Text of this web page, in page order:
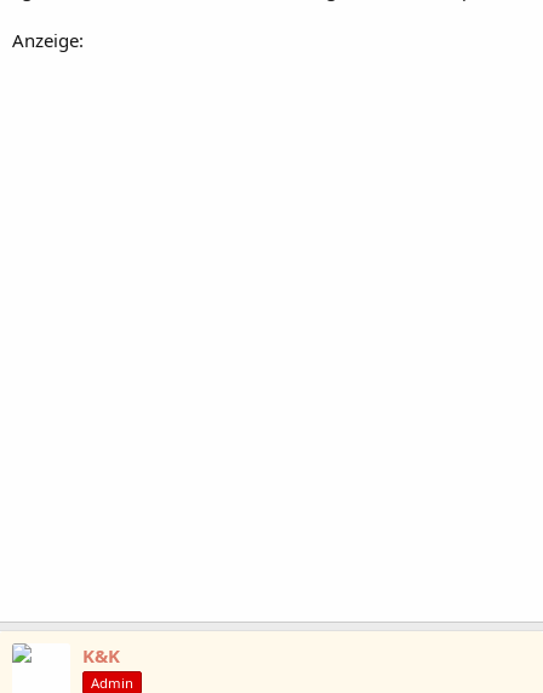
Anzeige:
K&K
Admin